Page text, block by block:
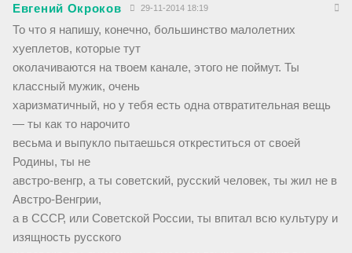
Евгений Окроков 29-11-2014 18:19
То что я напишу, конечно, большинство малолетних
хуеплетов, которые тут
околачиваются на твоем канале, этого не поймут. Ты
классный мужик, очень
харизматичный, но у тебя есть одна отвратительная вещь
— ты как то нарочито
весьма и выпукло пытаешься откреститься от своей
Родины, ты не
австро-венгр, а ты советский, русский человек, ты жил не в
Австро-Венгрии,
а в СССР, или Советской России, ты впитал всю культуру и
изящность русского